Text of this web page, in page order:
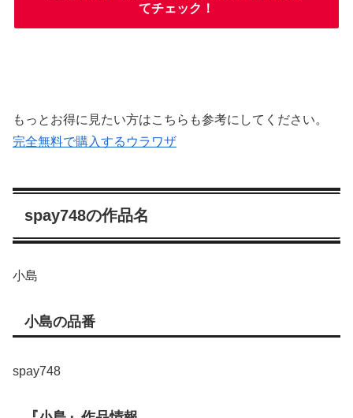
てチェック！
もっとお得に見たい方はこちらも参考にしてください。
完全無料で購入するウラワザ
spay748の作品名
小島
小島の品番
spay748